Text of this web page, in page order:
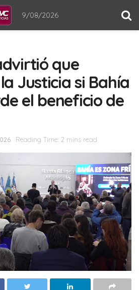
9/08/2026
que
Justicia si Bahía
el beneficio de
Reading Time: 2 mins read